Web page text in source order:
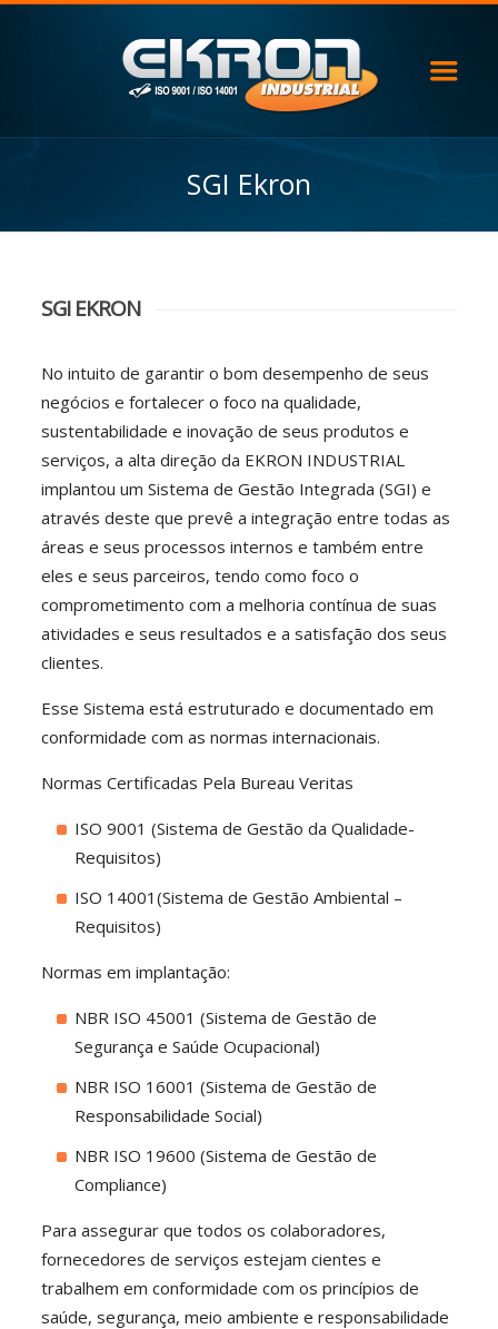
SGI Ekron
SGI EKRON
No intuito de garantir o bom desempenho de seus
negócios e fortalecer o foco na qualidade,
sustentabilidade e inovação de seus produtos e
serviços, a alta direção da EKRON INDUSTRIAL
implantou um Sistema de Gestão Integrada (SGI) e
através deste que prevê a integração entre todas as
áreas e seus processos internos e também entre
eles e seus parceiros, tendo como foco o
comprometimento com a melhoria contínua de suas
atividades e seus resultados e a satisfação dos seus
clientes.
Esse Sistema está estruturado e documentado em
conformidade com as normas internacionais.
Normas Certificadas Pela Bureau Veritas
ISO 9001 (Sistema de Gestão da Qualidade-
Requisitos)
ISO 14001(Sistema de Gestão Ambiental –
Requisitos)
Normas em implantação:
NBR ISO 45001 (Sistema de Gestão de
Segurança e Saúde Ocupacional)
NBR ISO 16001 (Sistema de Gestão de
Responsabilidade Social)
NBR ISO 19600 (Sistema de Gestão de
Compliance)
Para assegurar que todos os colaboradores,
fornecedores de serviços estejam cientes e
trabalhem em conformidade com os princípios de
saúde, segurança, meio ambiente e responsabilidade